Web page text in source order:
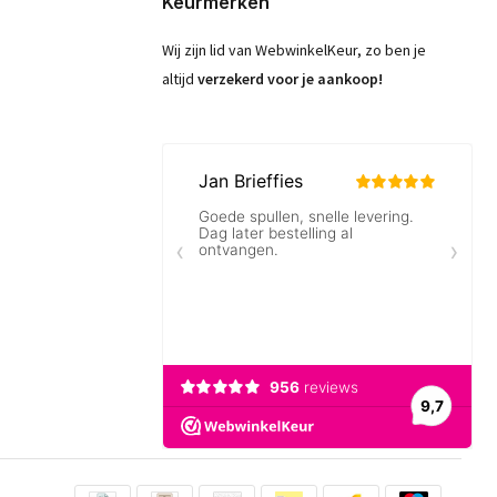
Wij zijn lid van WebwinkelKeur, zo ben je
altijd verzekerd voor je aankoop!